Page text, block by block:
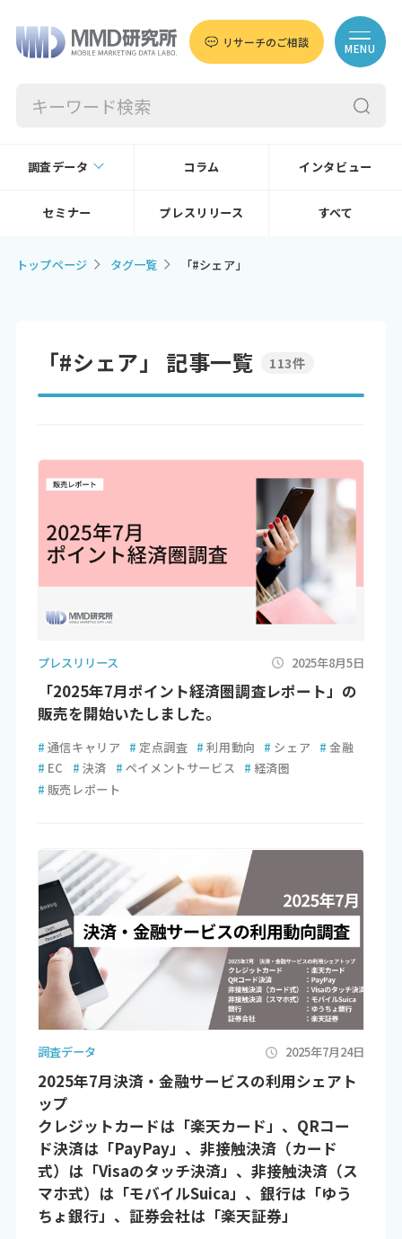
リサーチのご相談 MENU
調査データ コラム インタビュー
セミナー プレスリリース すべて
トップページ タグ一覧 「#シェア」
「#シェア」 記事一覧 113件
プレスリリース 2025年8月5日
「2025年7月ポイント経済圏調査レポート」の
販売を開始いたしました。
# 通信キャリア # 定点調査 # 利用動向 # シェア # 金融
# EC # 決済 # ペイメントサービス # 経済圏
# 販売レポート
調査データ 2025年7月24日
2025年7月決済・金融サービスの利用シェアト
ップ
クレジットカードは「楽天カード」、QRコー
ド決済は「PayPay」、非接触決済（カード
式）は「Visaのタッチ決済」、非接触決済（ス
マホ式）は「モバイルSuica」、銀行は「ゆう
ちょ銀行」、証券会社は「楽天証券」